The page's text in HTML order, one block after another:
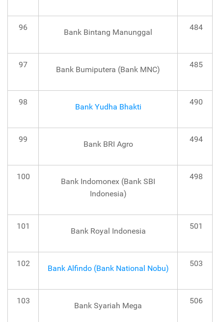
96
Bank Bintang Manunggal
484
97
Bank Bumiputera (Bank MNC)
485
98
Bank Yudha Bhakti
490
99
Bank BRI Agro
494
100
Bank Indomonex (Bank SBI
Indonesia)
498
101
Bank Royal Indonesia
501
102
Bank Alfindo (Bank National Nobu)
503
103
Bank Syariah Mega
506